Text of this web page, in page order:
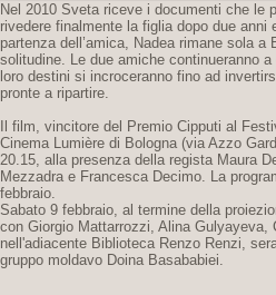
Nel 2010 Sveta riceve i documenti che le
rivedere finalmente la figlia dopo due anni
partenza dell’amica, Nadea rimane sola a
solitudine. Le due amiche continueranno
loro destini si incroceranno fino ad
pronte a ripartire.
Il film, vincitore del Premio Cipputi al
Cinema Lumière di Bologna (via Azzo
20.15, alla presenza della regista Maura
Mezzadra e Francesca Decimo. La
febbraio.
Sabato 9 febbraio, al termine della
con Giorgio Mattarrozzi, Alina Gulyayeva,
nell'adiacente Biblioteca Renzo Renzi,
gruppo moldavo Doina Basababiei.